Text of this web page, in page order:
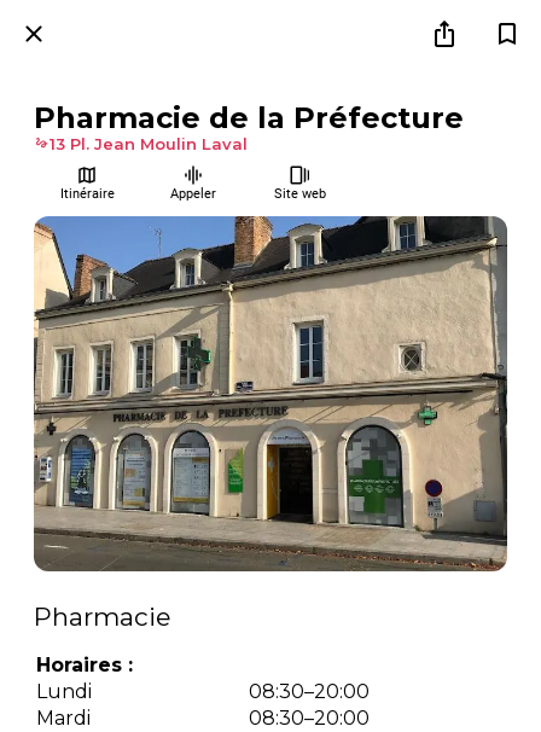
Pharmacie de la Préfecture
13 Pl. Jean Moulin Laval
Itinéraire Appeler Site web
Pharmacie
Horaires :
Lundi
08:30–20:00
Mardi
08:30–20:00